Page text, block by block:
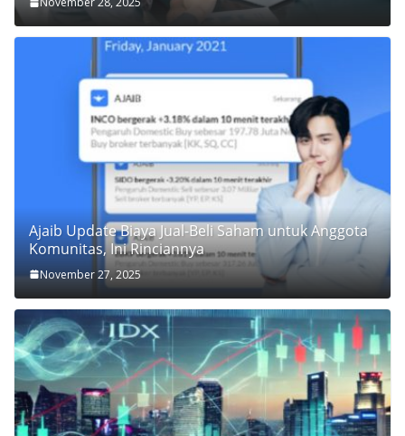
Ajaib Update Biaya Jual-Beli Saham untuk Anggota
Komunitas, Ini Rinciannya
November 27, 2025